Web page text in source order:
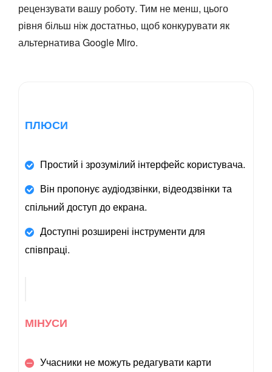
рецензувати вашу роботу. Тим не менш, цього
рівня більш ніж достатньо, щоб конкурувати як
альтернатива Google Miro.
ПЛЮСИ
Простий і зрозумілий інтерфейс користувача.
Він пропонує аудіодзвінки, відеодзвінки та
спільний доступ до екрана.
Доступні розширені інструменти для
співпраці.
МІНУСИ
Учасники не можуть редагувати карти